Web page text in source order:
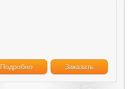
Подробно Заказать